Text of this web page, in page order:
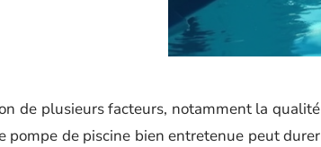
de plusieurs facteurs, notamment la qualité
pompe de piscine bien entretenue peut durer